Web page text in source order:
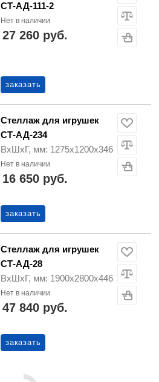
СТ-АД-111-2
Нет в наличии
27 260 руб.
заказать
Стеллаж для игрушек
СТ-АД-234
ВхШхГ, мм: 1275х1200х346
Нет в наличии
16 650 руб.
заказать
Стеллаж для игрушек
СТ-АД-28
ВхШхГ, мм: 1900х2800х446
Нет в наличии
47 840 руб.
заказать